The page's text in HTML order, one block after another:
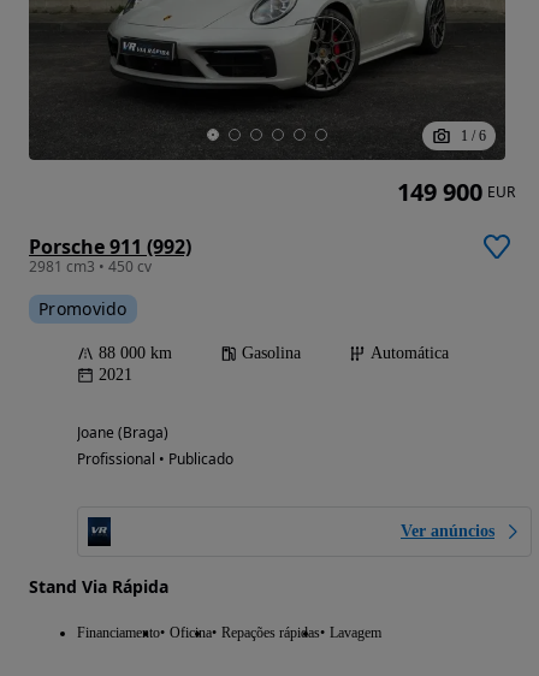
1 / 6
Porsche 911 (992)
2981 cm3 • 450 cv
Promovido
88 000 km Gasolina
Automática
2021
Joane (Braga)
Profissional • Publicado
Ver anúncios
Stand Via Rápida
Financiamento Oficina Repações rápidas Lavagem
149 900 EUR